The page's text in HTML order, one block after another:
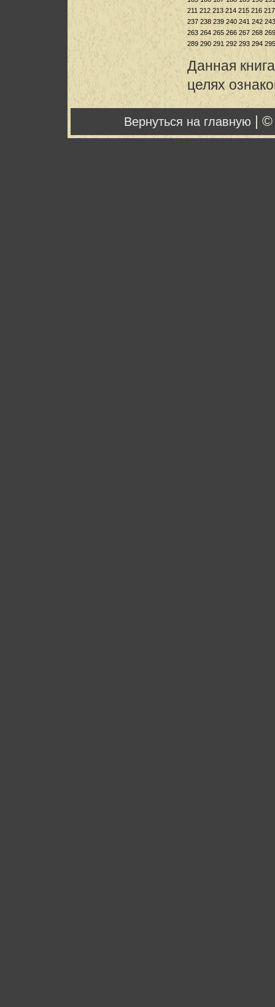
211 212 213 214 215 216 217
237 238 239 240 241 242 243
263 264 265 266 267 268 269
289 290 291 292 293 294 295
Данная
целях
Вернуться на главную |